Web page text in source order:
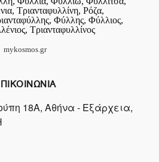
Τριανταφυλλίνη, Ρόζα,
Φύλλης, Φύλλιος,
Τριανταφυλλίνος
mykosmos.gr
18Α, Αθήνα - Εξάρχεια,